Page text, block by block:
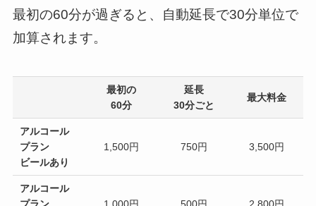
最初の60分が過ぎると、自動延長で30分単位で
加算されます。
最初の
60分
延長
30分ごと
最大料金
アルコール
プラン
ビールあり
1,500円 750円 3,500円
アルコール